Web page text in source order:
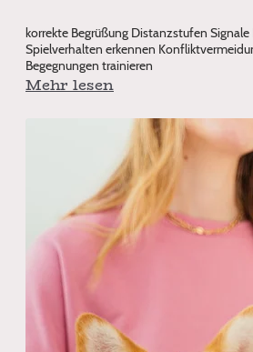
korrekte Begrüßung Distanzstufen
Spielverhalten erkennen
Begegnungen trainieren
Mehr lesen